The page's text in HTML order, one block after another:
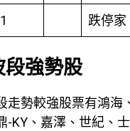
1 跌停家
段強勢股
走勢較強股票有鴻海
-KY、嘉澤、世紀、